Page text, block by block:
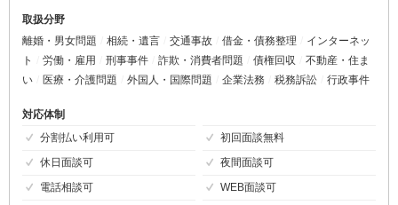
取扱分野
離婚・男女問題
相続・遺言 交通事故 借金・債務整理
インターネッ
ト
労働・雇用 刑事事件 詐欺・消費者問題 債権回収
不動産・住ま
い
医療・介護問題 外国人・国際問題 企業法務 税務訴訟 行政事件
対応体制
分割払い利用可
初回面談無料
休日面談可
夜間面談可
電話相談可
WEB面談可